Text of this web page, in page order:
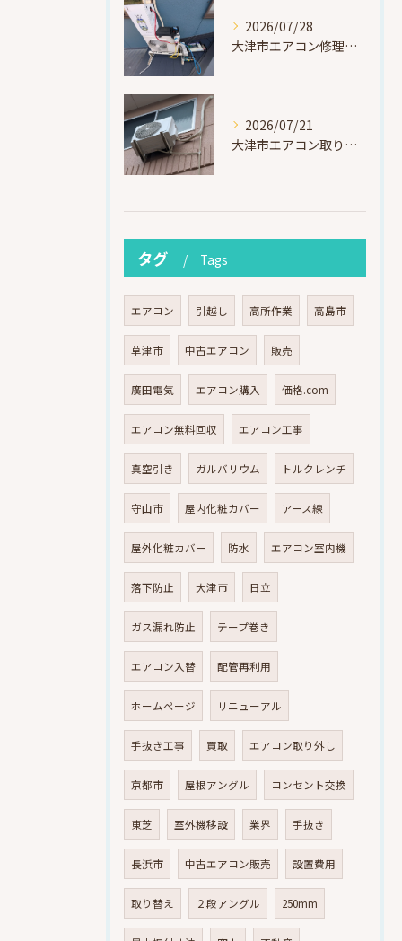
2026/07/28
大津市エアコン修理｜冷媒漏れを特定！高所作業で東芝RAS-F221ARTを修理・ガスチャージ
2026/07/21
大津市エアコン取り付け｜他社で断られたマンション3階の壁面アングル高所作業（ハイセンス HA-J22H-W・プレジーオビワコ）
タグ Tags
エアコン 引越し 高所作業 高島市
草津市 中古エアコン 販売
廣田電気 エアコン購入 価格.com
エアコン無料回収 エアコン工事
真空引き ガルバリウム トルクレンチ
守山市 屋内化粧カバー アース線
屋外化粧カバー 防水 エアコン室内機
落下防止 大津市 日立
ガス漏れ防止 テープ巻き
エアコン入替 配管再利用
ホームページ リニューアル
手抜き工事 買取 エアコン取り外し
京都市 屋根アングル コンセント交換
東芝 室外機移設 業界 手抜き
長浜市 中古エアコン販売 設置費用
取り替え ２段アングル 250mm